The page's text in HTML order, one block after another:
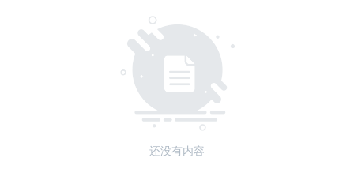
还没有内容